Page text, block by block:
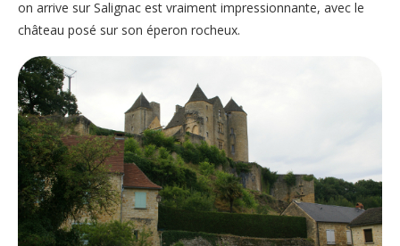
on arrive sur Salignac est vraiment impressionnante, avec le
château posé sur son éperon rocheux.